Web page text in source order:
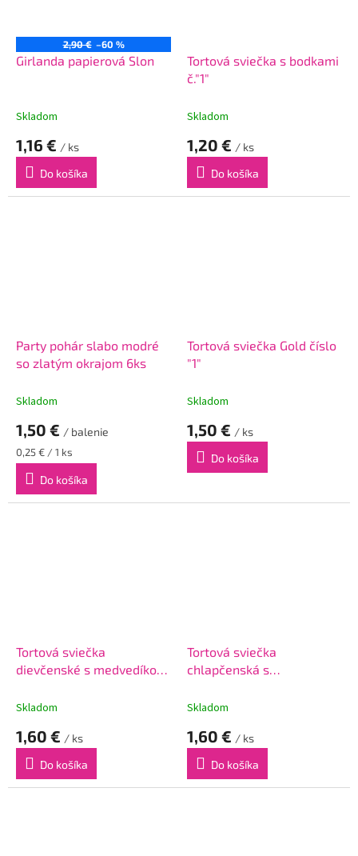
2,90 € –60 %
Girlanda papierová Slon
Skladom
1,16 € / ks
Do košíka
Tortová sviečka s bodkami
č."1"
Skladom
1,20 € / ks
Do košíka
Party pohár slabo modré
so zlatým okrajom 6ks
Skladom
1,50 € / balenie
Jednotková
cena:
0,25 € / 1 ks
Do košíka
Tortová sviečka Gold číslo
"1"
Skladom
1,50 € / ks
Do košíka
Tortová sviečka
dievčenské s medvedíkom
Skladom
1,60 € / ks
Do košíka
Tortová sviečka
chlapčenská s
Skladom
1,60 € / ks
Do košíka